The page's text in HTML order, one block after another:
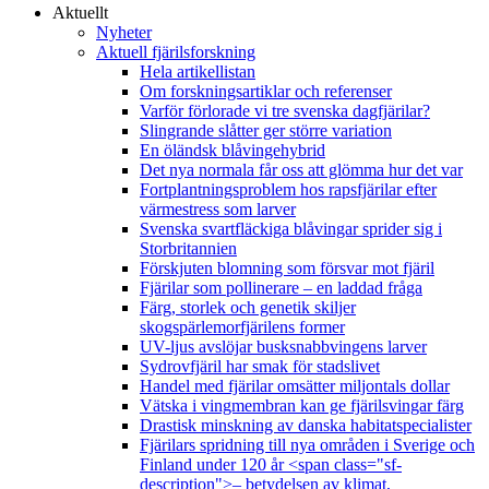
Aktuellt
Nyheter
Aktuell fjärilsforskning
Hela artikellistan
Om forskningsartiklar och referenser
Varför förlorade vi tre svenska dagfjärilar?
Slingrande slåtter ger större variation
En öländsk blåvingehybrid
Det nya normala får oss att glömma hur det var
Fortplantningsproblem hos rapsfjärilar efter
värmestress som larver
Svenska svartfläckiga blåvingar sprider sig i
Storbritannien
Förskjuten blomning som försvar mot fjäril
Fjärilar som pollinerare – en laddad fråga
Färg, storlek och genetik skiljer
skogspärlemorfjärilens former
UV-ljus avslöjar busksnabbvingens larver
Sydrovfjäril har smak för stadslivet
Handel med fjärilar omsätter miljontals dollar
Vätska i vingmembran kan ge fjärilsvingar färg
Drastisk minskning av danska habitatspecialister
Fjärilars spridning till nya områden i Sverige och
Finland under 120 år <span class="sf-
description">– betydelsen av klimat,